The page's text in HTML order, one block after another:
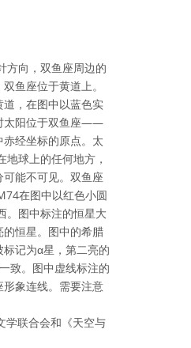
方向，双鱼座周边的
鱼座位于黄道上。
，在图中以蓝色实
太阳位于双鱼座——
经坐标的原点。太
球上的任何地方，
能不可见。双鱼座
在图中以红色小圆
。图中标注的恒星大
恒星。图中的希腊
记为α星，第二亮的
致。图中虚线标注的
象连线。需要注意
学联合会和《天空与